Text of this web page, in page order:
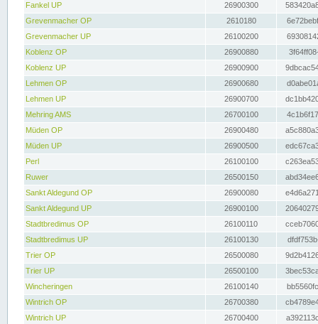
Fankel UP
26900300
Grevenmacher OP
2610180
Grevenmacher UP
26100200
Koblenz OP
26900880
Koblenz UP
26900900
Lehmen OP
26900680
Lehmen UP
26900700
Mehring AMS
26700100
Müden OP
26900480
Müden UP
26900500
Perl
26100100
Ruwer
26500150
Sankt Aldegund OP
26900080
Sankt Aldegund UP
26900100
Stadtbredimus OP
26100110
Stadtbredimus UP
26100130
Trier OP
26500080
Trier UP
26500100
Wincheringen
26100140
Wintrich OP
26700380
Wintrich UP
26700400